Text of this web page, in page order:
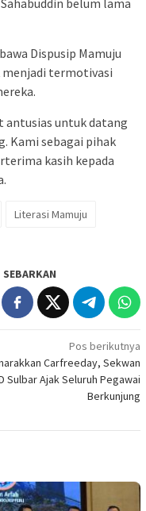
Dispusip Mamuju
menjadi termotivasi
antusias untuk datang
Kami sebagai pihak
kasih kepada
Literasi Mamuju
SEBARKAN
Pos berikutnya
Carfreeday, Sekwan
Sulbar Ajak Seluruh Pegawai
Berkunjung